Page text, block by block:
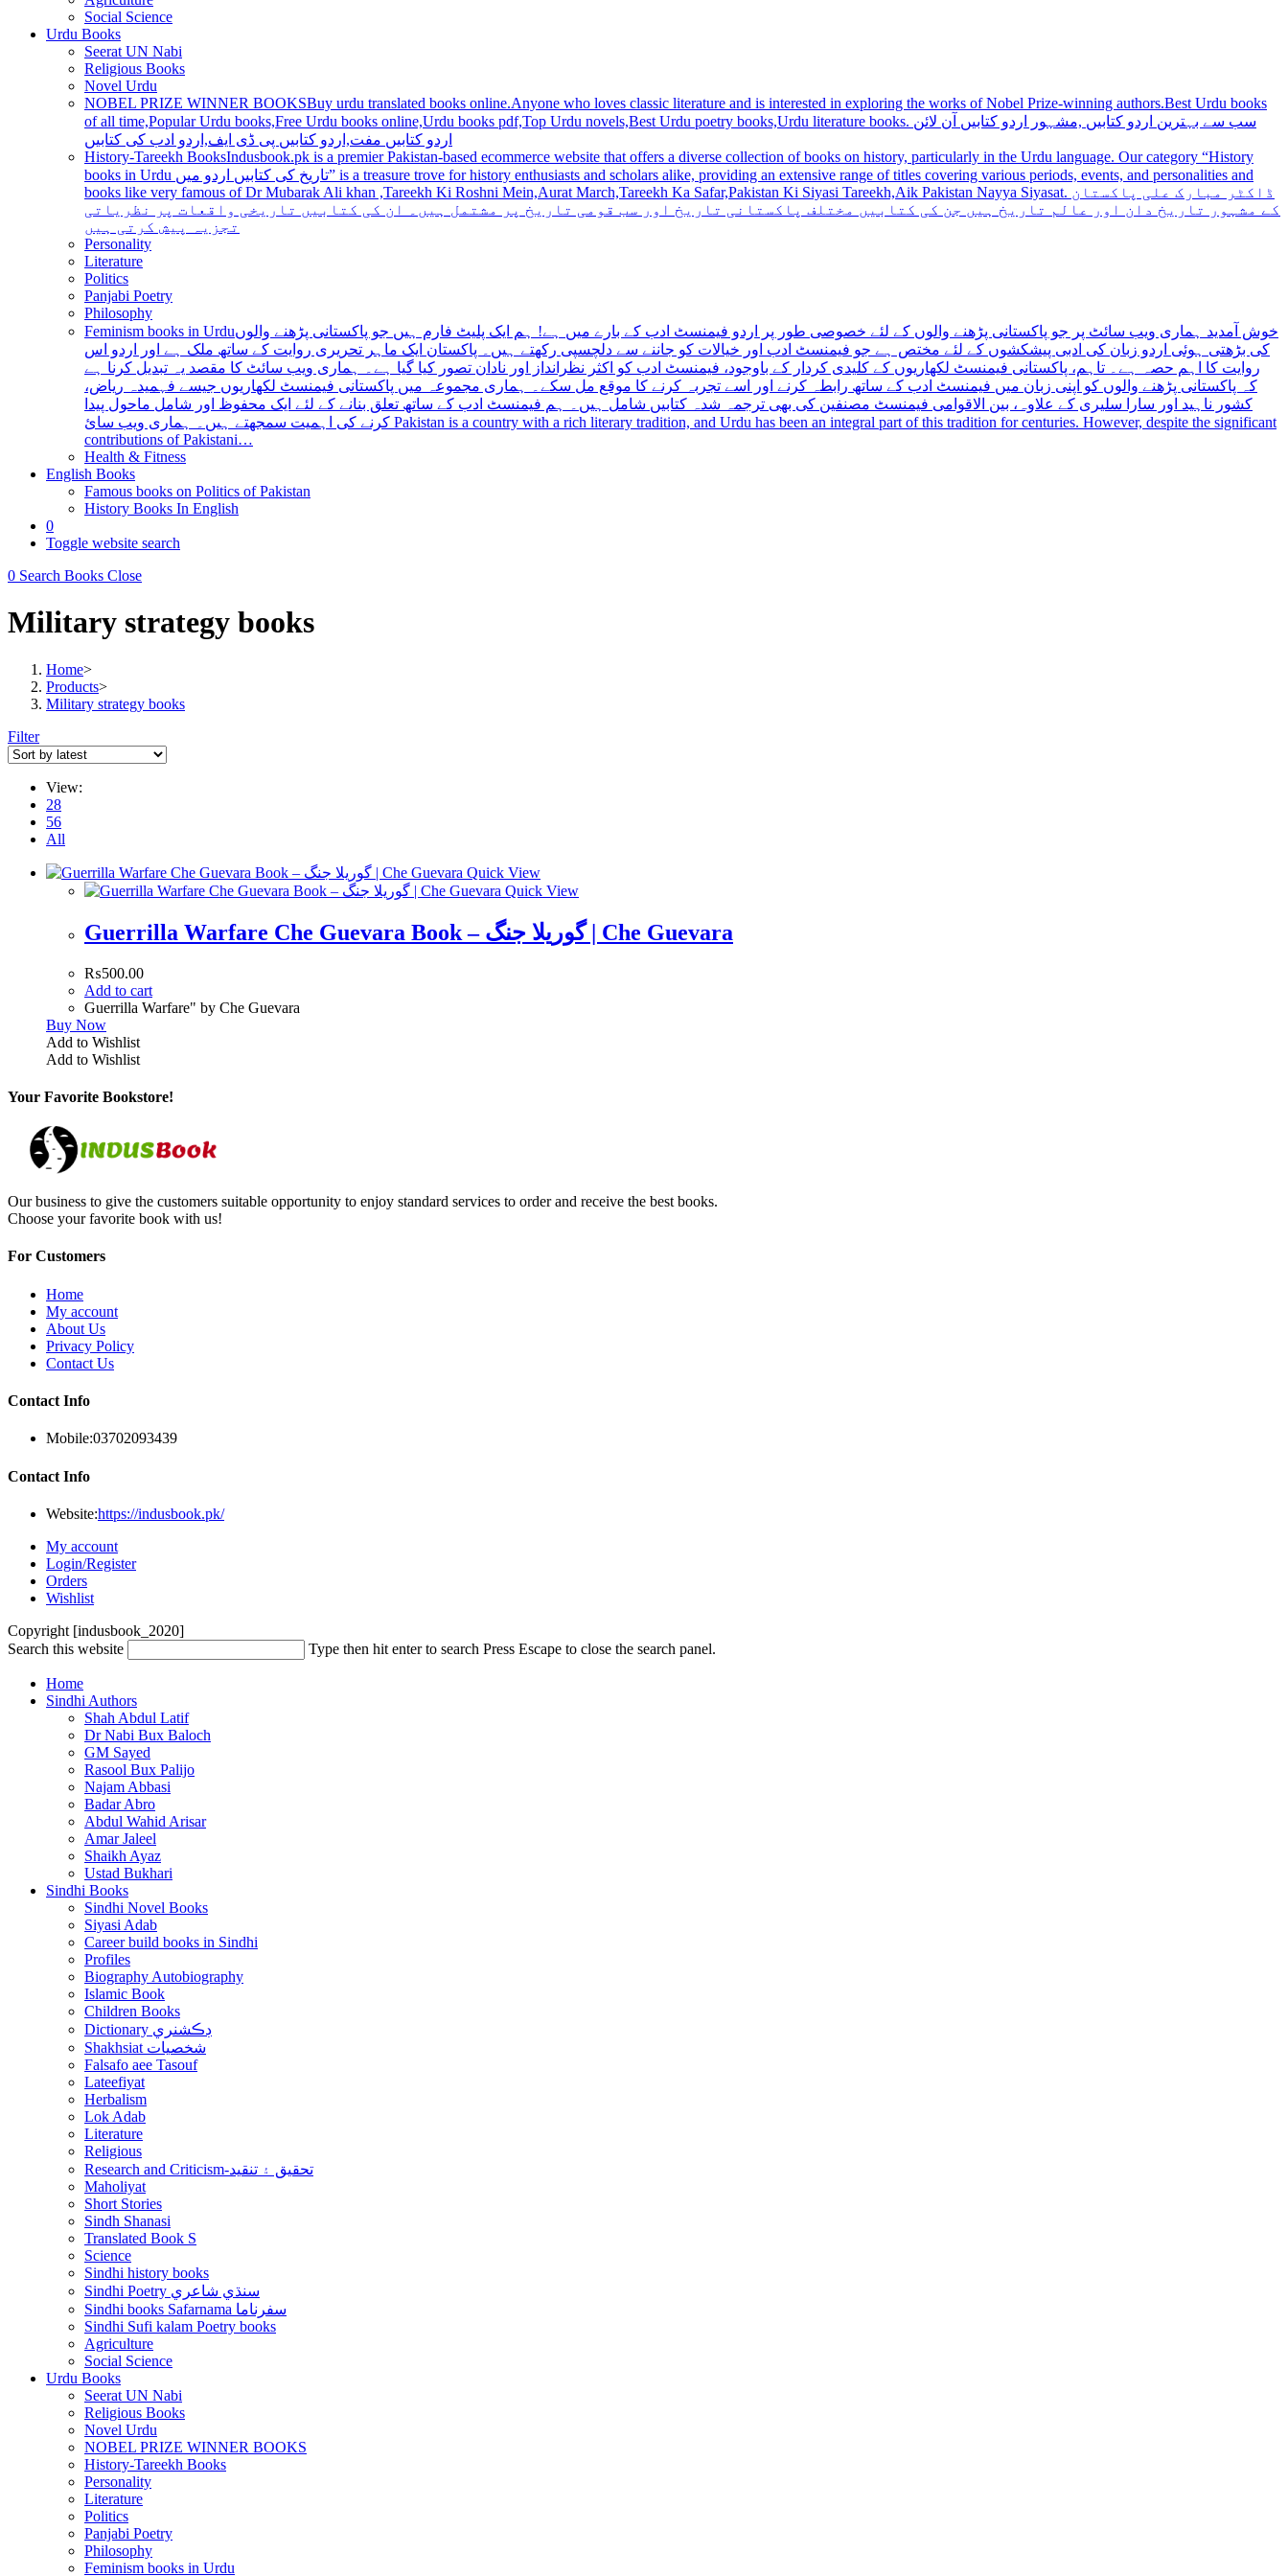
Social Science
Urdu Books
Seerat UN Nabi
Religious Books
Novel Urdu
NOBEL PRIZE WINNER BOOKSBuy urdu translated books online.Anyone who loves classic literature and is interested in exploring the works of Nobel Prize-winning authors.Best Urdu books
of all time,Popular Urdu books,Free Urdu books online,Urdu books pdf,Top Urdu novels,Best Urdu poetry books,Urdu literature books. سب سے بہترین اردو کتابیں ,مشہور اردو کتابیں آن لائن
اردو کتابیں مفت,اردو کتابیں پی ڈی ایف,اردو ادب کی کتابیں
History-Tareekh BooksIndusbook.pk is a premier Pakistan-based ecommerce website that offers a diverse collection of books on history, particularly in the Urdu language. Our category “History
books in Urdu تاریخ کی کتابیں اردو میں” is a treasure trove for history enthusiasts and scholars alike, providing an extensive range of titles covering various periods, events, and personalities and
books like very famous of Dr Mubarak Ali khan ,Tareekh Ki Roshni Mein,Aurat March,Tareekh Ka Safar,Pakistan Ki Siyasi Tareekh,Aik Pakistan Nayya Siyasat. ڈاکٹر مبارک علی پاکستان
کے مشہور تاریخ دان اور عالم تاریخ ہیں جن کی کتابیں مختلف پاکستانی تاریخ اور سب قومی تاریخ پر مشتمل ہیں۔ ان کی کتابیں تاریخی واقعات پر نظریاتی
تجزیہ پیش کرتی ہیں
Personality
Literature
Politics
Panjabi Poetry
Philosophy
Feminism books in Urduخوش آمدید ہماری ویب سائٹ پر جو پاکستانی پڑھنے والوں کے لئے خصوصی طور پر اردو فیمنسٹ ادب کے بارے میں ہے! ہم ایک پلیٹ فارم ہیں جو پاکستانی پڑھنے والوں
کی بڑھتی ہوئی اردو زبان کی ادبی پیشکشوں کے لئے مختص ہے جو فیمنسٹ ادب اور خیالات کو جاننے سے دلچسپی رکھتے ہیں۔ پاکستان ایک ماہر تحریری روایت کے ساتھ ملک ہے اور اردو اس
روایت کا اہم حصہ ہے۔ تاہم، پاکستانی فیمنسٹ لکھاریوں کے کلیدی کردار کے باوجود، فیمنسٹ ادب کو اکثر نظرانداز اور نادان تصور کیا گیا ہے۔ ہماری ویب سائٹ کا مقصد یہ تبدیل کرنا ہے
کہ پاکستانی پڑھنے والوں کو اپنی زبان میں فیمنسٹ ادب کے ساتھ رابطہ کرنے اور اسے تجربہ کرنے کا موقع مل سکے۔ ہماری مجموعہ میں پاکستانی فیمنسٹ لکھاریوں جیسے فہمیدہ ریاض،
کشور ناہید اور سارا سلیری کے علاوہ، بین الاقوامی فیمنسٹ مصنفین کی بھی ترجمہ شدہ کتابیں شامل ہیں۔ ہم فیمنسٹ ادب کے ساتھ تعلق بنانے کے لئے ایک محفوظ اور شامل ماحول پیدا
کرنے کی اہمیت سمجھتے ہیں۔ ہماری ویب سائ Pakistan is a country with a rich literary tradition, and Urdu has been an integral part of this tradition for centuries. However, despite the significant
contributions of Pakistani…
Health & Fitness
English Books
Famous books on Politics of Pakistan
History Books In English
0
Toggle website search
0 Search Books Close
Military strategy books
Home>
Products>
Military strategy books
Filter
View:
28
56
All
Quick View
Quick View
Guerrilla Warfare Che Guevara Book – گوریلا جنگ | Che Guevara
₨500.00
Add to cart
Guerrilla Warfare" by Che Guevara
Buy Now
Add to Wishlist
Add to Wishlist
Your Favorite Bookstore!
Our business to give the customers suitable opportunity to enjoy standard services to order and receive the best books.
Choose your favorite book with us!
For Customers
Home
My account
About Us
Privacy Policy
Contact Us
Contact Info
Mobile:03702093439
Contact Info
Website:https://indusbook.pk/
My account
Login/Register
Orders
Wishlist
Copyright [indusbook_2020]
Search this website
Type then hit enter to search Press Escape to close the search panel.
Home
Sindhi Authors
Shah Abdul Latif
Dr Nabi Bux Baloch
GM Sayed
Rasool Bux Palijo
Najam Abbasi
Badar Abro
Abdul Wahid Arisar
Amar Jaleel
Shaikh Ayaz
Ustad Bukhari
Sindhi Books
Sindhi Novel Books
Siyasi Adab
Career build books in Sindhi
Profiles
Biography Autobiography
Islamic Book
Children Books
Dictionary ڊڪشنري
Shakhsiat شخصيات
Falsafo aee Tasouf
Lateefiyat
Herbalism
Lok Adab
Literature
Religious
Research and Criticism-تحقيق ۽ تنقيد
Maholiyat
Short Stories
Sindh Shanasi
Translated Book S
Science
Sindhi history books
Sindhi Poetry سنڌي شاعري
Sindhi books Safarnama سفرناما
Sindhi Sufi kalam Poetry books
Agriculture
Social Science
Urdu Books
Seerat UN Nabi
Religious Books
Novel Urdu
NOBEL PRIZE WINNER BOOKS
History-Tareekh Books
Personality
Literature
Politics
Panjabi Poetry
Philosophy
Feminism books in Urdu